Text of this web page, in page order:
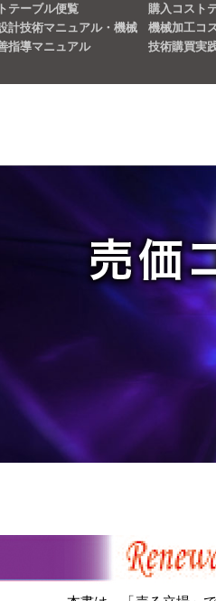
テーブル便覧
購入コスト
計技術マニュアル・機械
機械加工コ
指導マニュアル
技術購買実